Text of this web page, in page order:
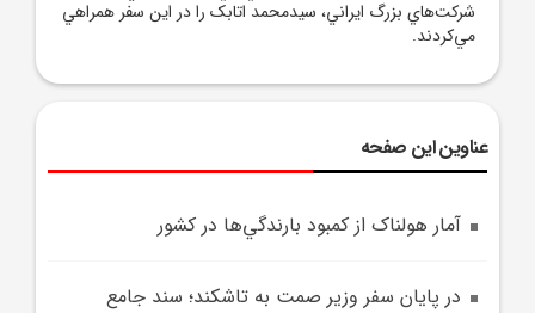
شرکت‌هاي بزرگ ايراني، سيدمحمد اتابک را در اين سفر همراهي
مي‌کردند.
عناوین این صفحه
آمار هولناک از کمبود بارندگي‌ها در کشور
در پايان سفر وزير صمت به تاشکند؛ سند جامع